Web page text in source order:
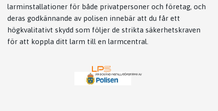
larminstallationer för både privatpersoner och företag, och
deras godkännande av polisen innebär att du får ett
högkvalitativt skydd som följer de strikta säkerhetskraven
för att koppla ditt larm till en larmcentral.